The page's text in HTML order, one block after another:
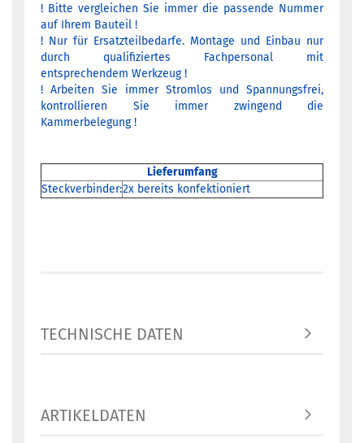
! Bitte vergleichen Sie immer die passende Nummer
auf Ihrem Bauteil !
! Nur für Ersatzteilbedarfe. Montage und Einbau nur
durch qualifiziertes Fachpersonal mit
entsprechendem Werkzeug !
! Arbeiten Sie immer Stromlos und Spannungsfrei,
kontrollieren Sie immer zwingend die
Kammerbelegung !
Lieferumfang
Steckverbinder:2x bereits konfektioniert
TECHNISCHE DATEN
ARTIKELDATEN